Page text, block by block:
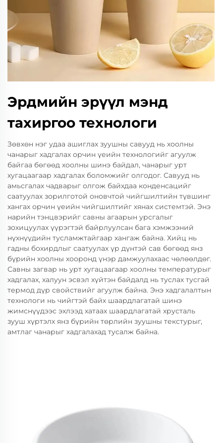
Эрдмийн эрүүл мэнд
тахиргоо технологи
Зөвхөн нэг удаа ашиглах зуушны савууд нь хоолны
чанарыг хадгалах орчин үеийн технологийг агуулж
байгаа бөгөөд хоолны шинэ байдал, чанарыг урт
хугацаагаар хадгалах боломжийг олгодог. Савууд нь
амьсгалах чадварыг олгож байхдаа конденсацийг
саатуулах зорилготой оновчтой чийгшилтийн түвшинг
хангах орчин үеийн чийгшилтийг хянах системтэй. Энэ
нарийн тэнцвэрийг савны агаарын урсгалыг
зохицуулах үүрэгтэй байрлуулсан бага хэмжээний
нүхнүүдийн тусламжтайгаар хангаж байна. Хийц нь
гадны бохирдлыг саатуулах үр дүнтэй сав бөгөөд янз
бүрийн хоолны хооронд үнэр дамжуулахаас чөлөөлдөг.
Савны загвар нь урт хугацаагаар хоолны температурыг
хадгалах, халуун эсвэл хүйтэн байдалд нь туслах тусгай
термод дүр свойствийг агуулж байна. Энэ хадгалалтын
технологи нь чийгтэй байх шаардлагатай шинэ
жимснүүдээс эхлээд хатаах шаардлагатай хрусталь
зууш хүртэлх янз бүрийн төрлийн зуушны текстурыг,
амтлаг чанарыг хадгалахад тусалж байна.